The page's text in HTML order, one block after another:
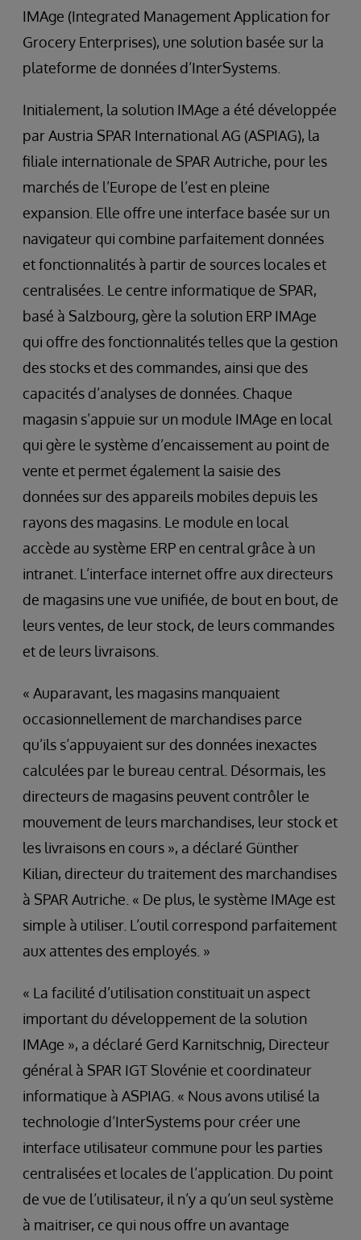
IMAge (Integrated Management Application for
Grocery Enterprises), une solution basée sur la
plateforme de données d’InterSystems.
Initialement, la solution IMAge a été développée
par Austria SPAR International AG (ASPIAG), la
filiale internationale de SPAR Autriche, pour les
marchés de l’Europe de l’est en pleine
expansion. Elle offre une interface basée sur un
navigateur qui combine parfaitement données
et fonctionnalités à partir de sources locales et
centralisées. Le centre informatique de SPAR,
basé à Salzbourg, gère la solution ERP IMAge
qui offre des fonctionnalités telles que la gestion
des stocks et des commandes, ainsi que des
capacités d’analyses de données. Chaque
magasin s’appuie sur un module IMAge en local
qui gère le système d’encaissement au point de
vente et permet également la saisie des
données sur des appareils mobiles depuis les
rayons des magasins. Le module en local
accède au système ERP en central grâce à un
intranet. L’interface internet offre aux directeurs
de magasins une vue unifiée, de bout en bout, de
leurs ventes, de leur stock, de leurs commandes
et de leurs livraisons.
« Auparavant, les magasins manquaient
occasionnellement de marchandises parce
qu’ils s’appuyaient sur des données inexactes
calculées par le bureau central. Désormais, les
directeurs de magasins peuvent contrôler le
mouvement de leurs marchandises, leur stock et
les livraisons en cours », a déclaré Günther
Kilian, directeur du traitement des marchandises
à SPAR Autriche. « De plus, le système IMAge est
simple à utiliser. L’outil correspond parfaitement
aux attentes des employés. »
« La facilité d’utilisation constituait un aspect
important du développement de la solution
IMAge », a déclaré Gerd Karnitschnig, Directeur
général à SPAR IGT Slovénie et coordinateur
informatique à ASPIAG. « Nous avons utilisé la
technologie d’InterSystems pour créer une
interface utilisateur commune pour les parties
centralisées et locales de l’application. Du point
de vue de l’utilisateur, il n’y a qu’un seul système
à maitriser, ce qui nous offre un avantage